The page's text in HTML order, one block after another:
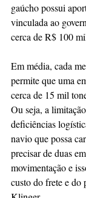
gaúcho possui
vinculada ao
cerca de R$ 100
Em média, cada
permite que uma
cerca de 15 mil
Ou seja, a
deficiências
navio que possa
precisar de duas
movimentação e
custo do frete e do